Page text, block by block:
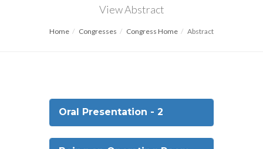
View Abstract
Home Congresses Congress Home Abstract
Oral Presentation - 2